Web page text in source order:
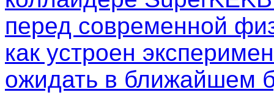
перед современной
как устроен
ожидать в ближайшем